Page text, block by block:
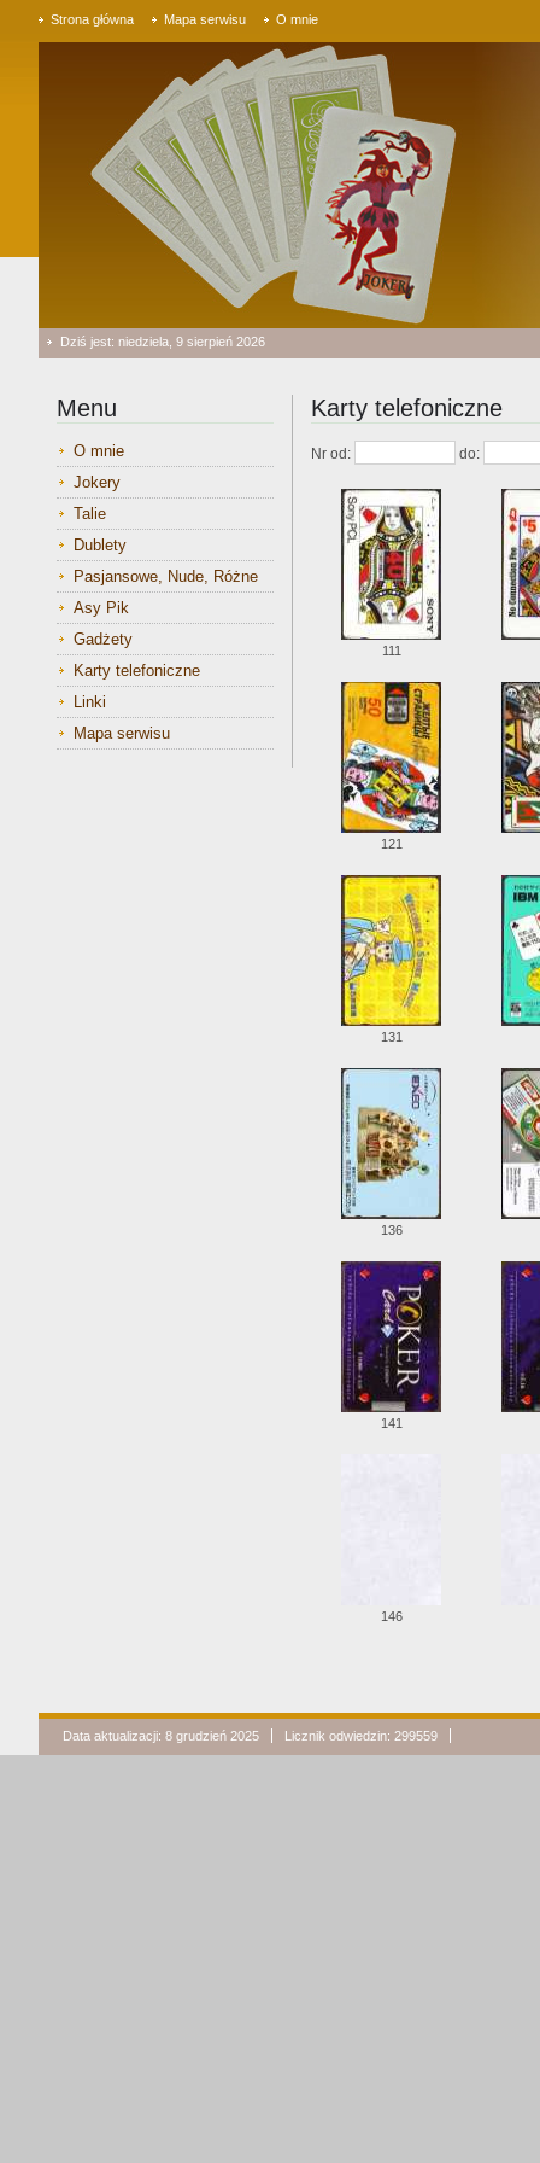
Strona główna Mapa serwisu O mnie
Dziś jest: niedziela, 9 sierpień 2026
Menu
O mnie
Jokery
Talie
Dublety
Pasjansowe, Nude, Różne
Asy Pik
Gadżety
Karty telefoniczne
Linki
Mapa serwisu
Karty telefoniczne
Nr od: do:
111
121
131
136
141
146
Data aktualizacji: 8 grudzień 2025 Licznik odwiedzin: 299559